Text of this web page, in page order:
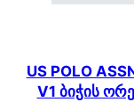
US POLO
V1 ბიჭის